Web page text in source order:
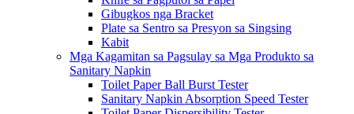
Gibugkos nga Bracket
Plate sa Sentro sa Presyon sa Singsing
Kabit
Mga Kagamitan sa Pagsulay sa Mga Produkto sa
Sanitary Napkin
Toilet Paper Ball Burst Tester
Sanitary Napkin Absorption Speed ​​Tester